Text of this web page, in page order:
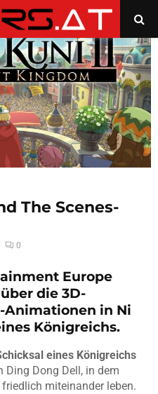
The Scenes-
0
Europe
die 3D-
Animationen in Ni
Königreichs.
eines Königreichs
Ding Dong Dell, in dem
miteinander leben.